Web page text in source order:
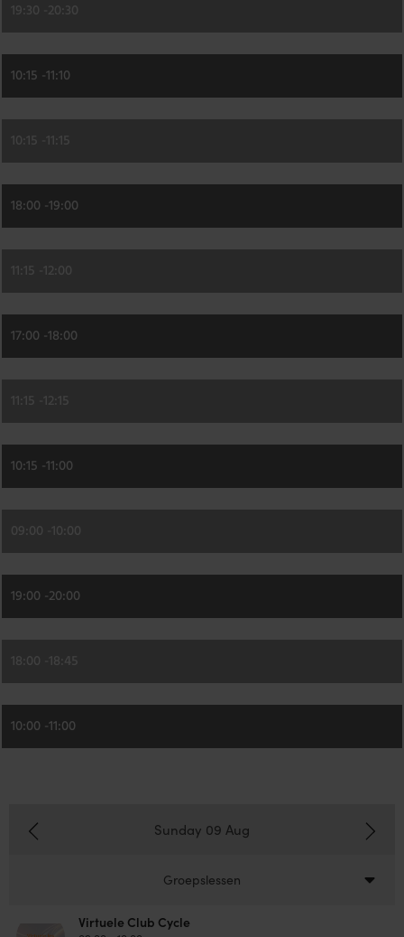
19:30 - 20:30
10:15 -11:10
10:15 - 11:15
18:00 -19:00
11:15 - 12:00
17:00 -18:00
11:15 - 12:15
10:15 -11:00
09:00 - 10:00
19:00 -20:00
18:00 - 18:45
10:00 -11:00